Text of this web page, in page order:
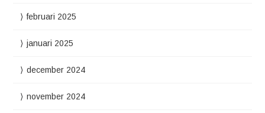
februari 2025
januari 2025
december 2024
november 2024